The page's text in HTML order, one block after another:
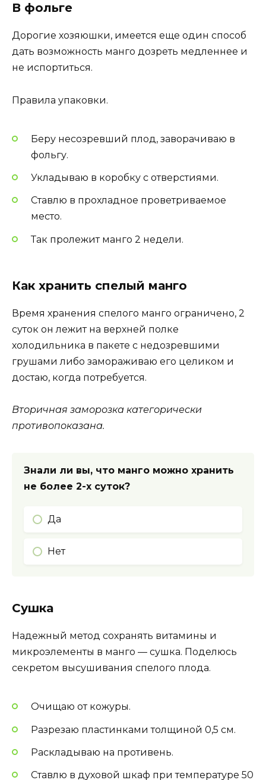
В фольге
Дорогие хозяюшки, имеется еще один способ
дать возможность манго дозреть медленнее и
не испортиться.
Правила упаковки.
Беру несозревший плод, заворачиваю в
фольгу.
Укладываю в коробку с отверстиями.
Ставлю в прохладное проветриваемое
место.
Так пролежит манго 2 недели.
Как хранить спелый манго
Время хранения спелого манго ограничено, 2
суток он лежит на верхней полке
холодильника в пакете с недозревшими
грушами либо замораживаю его целиком и
достаю, когда потребуется.
Вторичная заморозка категорически
противопоказана.
Знали ли вы, что манго можно хранить
не более 2-х суток?
Да
Нет
Сушка
Надежный метод сохранять витамины и
микроэлементы в манго — сушка. Поделюсь
секретом высушивания спелого плода.
Очищаю от кожуры.
Разрезаю пластинками толщиной 0,5 см.
Раскладываю на противень.
Ставлю в духовой шкаф при температуре 50